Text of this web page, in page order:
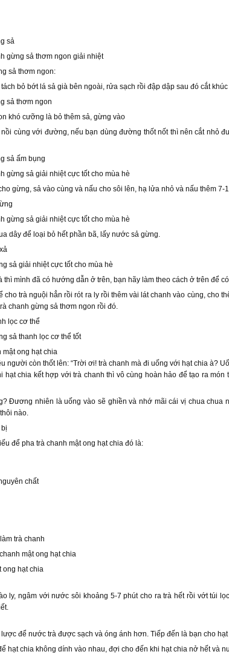
sả
gừng sả thơm ngon giải nhiệt
sả thơm ngon:
bỏ bớt lá sả già bên ngoài, rửa sạch rồi đập dập sau đó cắt
sả thơm ngon
khó cưỡng là bỏ thêm sả, gừng vào
cùng với đường, nếu bạn dùng đường thốt nốt thì nên cắt nhỏ
sả ấm bụng
gừng sả giải nhiệt cực tốt cho mùa hè
gừng, sả vào cùng và nấu cho sôi lên, hạ lửa nhỏ và nấu thêm 7-
gừng sả giải nhiệt cực tốt cho mùa hè
dây để loại bỏ hết phần bã, lấy nước sả gừng.
sả giải nhiệt cực tốt cho mùa hè
thì mình đã có hướng dẫn ở trên, bạn hãy làm theo cách ở trên để
cho trà nguội hẳn rồi rót ra ly rồi thêm vài lát chanh vào cùng, cho
chanh gừng sả thơm ngon rồi đó.
lọc cơ thể
sả thanh lọc cơ thể tốt
mật ong hạt chia
người còn thốt lên: “Trời ơi! trà chanh mà đi uống với hạt chia à?
hạt chia kết hợp với trà chanh thì vô cùng hoàn hảo để tạo ra
Đương nhiên là uống vào sẽ ghiền và nhớ mãi cái vị chua
nào.
để pha trà chanh mật ong hạt chia đó là:
chất
trà chanh
mật ong hạt chia
ong hạt chia
ly, ngâm với nước sôi khoảng 5-7 phút cho ra trà hết rồi vớt túi
để nước trà được sạch và óng ánh hơn. Tiếp đến là bạn cho
hạt chia không dính vào nhau, đợi cho đến khi hạt chia nở hết và